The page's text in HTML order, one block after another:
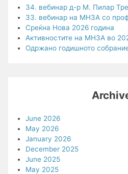
34. вебинар д-р М. Пилар
33. вебинар на МНЗА со
Среќна Нова 2026 година
Активностите на МНЗА во
Одржано годишното
June 2026
May 2026
January 2026
December 2025
June 2025
May 2025